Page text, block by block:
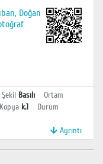
Doğan
Şekil Basılı
Ortam
Kopya k.1
Durum
Ayrıntı